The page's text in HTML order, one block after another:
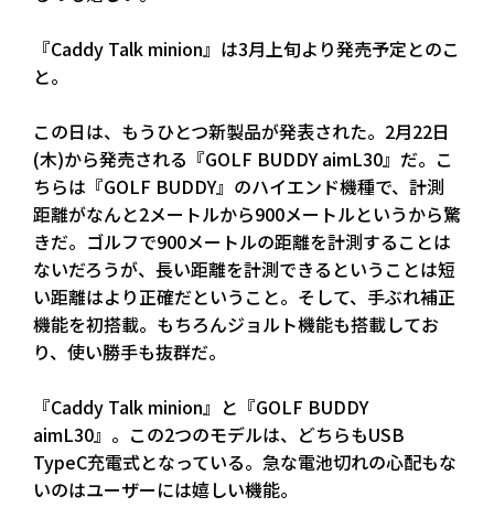
『Caddy Talk minion』は3月上旬より発売予定とのこ
と。
この日は、もうひとつ新製品が発表された。2月22日
(木)から発売される『GOLF BUDDY aimL30』だ。こ
ちらは『GOLF BUDDY』のハイエンド機種で、計測
距離がなんと2メートルから900メートルというから驚
きだ。ゴルフで900メートルの距離を計測することは
ないだろうが、長い距離を計測できるということは短
い距離はより正確だということ。そして、手ぶれ補正
機能を初搭載。もちろんジョルト機能も搭載してお
り、使い勝手も抜群だ。
『Caddy Talk minion』と『GOLF BUDDY
aimL30』。この2つのモデルは、どちらもUSB
TypeC充電式となっている。急な電池切れの心配もな
いのはユーザーには嬉しい機能。